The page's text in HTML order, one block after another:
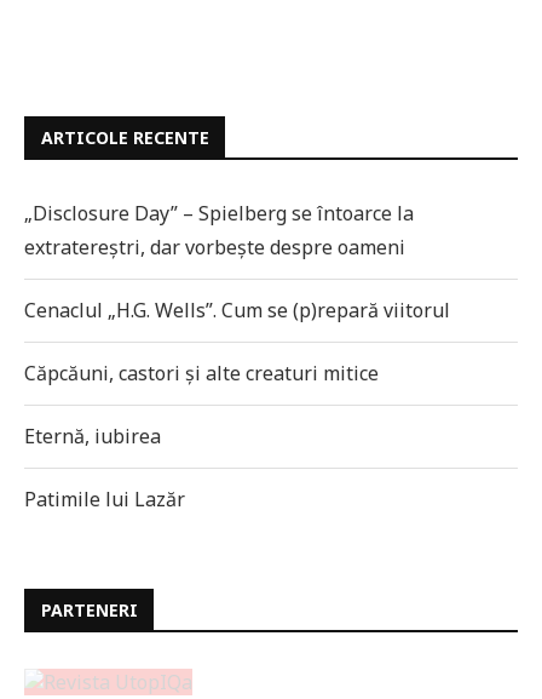
ARTICOLE RECENTE
„Disclosure Day” – Spielberg se întoarce la
extratereștri, dar vorbește despre oameni
Cenaclul „H.G. Wells”. Cum se (p)repară viitorul
Căpcăuni, castori și alte creaturi mitice
Eternă, iubirea
Patimile lui Lazăr
PARTENERI